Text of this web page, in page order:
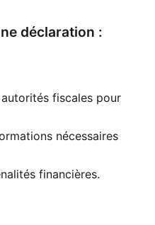
déclaration :
fiscales pour
nécessaires
financières.